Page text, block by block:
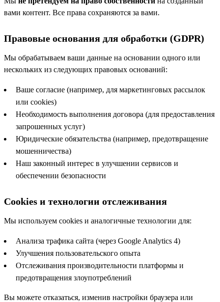
вами контент. Все права сохраняются за вами.
Правовые основания для обработки (GDPR)
Мы обрабатываем ваши данные на основании одного или
нескольких из следующих правовых оснований:
Ваше согласие (например, для маркетинговых рассылок
или cookies)
Необходимость выполнения договора (для предоставления
запрошенных услуг)
Юридические обязательства (например, предотвращение
мошенничества)
Наш законный интерес в улучшении сервисов и
обеспечении безопасности
Cookies и технологии отслеживания
Мы используем cookies и аналогичные технологии для:
Анализа трафика сайта (через Google Analytics 4)
Улучшения пользовательского опыта
Отслеживания производительности платформы и
предотвращения злоупотреблений
Вы можете отказаться, изменив настройки браузера или